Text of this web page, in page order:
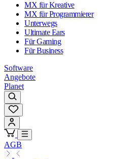
MX für Kreative
MX für Programmierer
Unterwegs
Ultimate Ears
Für Gaming
Für Business
Software
Angebote
Planet
AGB